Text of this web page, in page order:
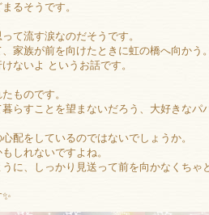
るそうです。
て流す涙なのだそうです。
家族が前を向けたときに虹の橋へ向かう。
ないよ というお話です。
ものです。
らすことを望まないだろう、大好きなパ
配をしているのではないでしょうか。
しれないですよね。
に、しっかり見送って前を向かなくちゃ